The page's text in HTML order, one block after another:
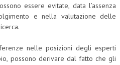
essere evitate, data l’assenza
e nella valutazione delle
nelle posizioni degli esperti
possono derivare dal fatto che gli